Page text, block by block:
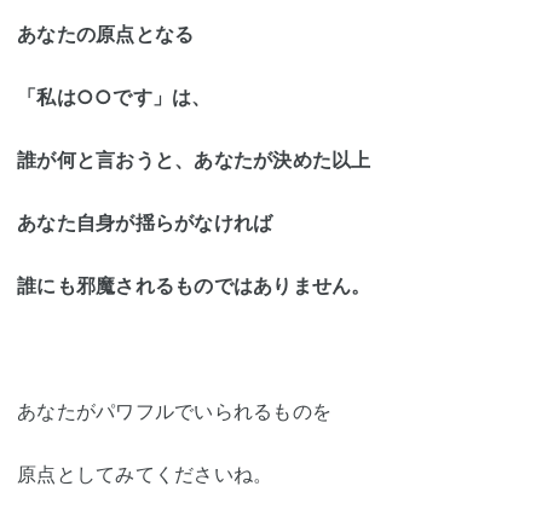
あなたの原点となる
「私は○○です」は、
誰が何と言おうと、あなたが決めた以上
あなた自身が揺らがなければ
誰にも邪魔されるものではありません。
あなたがパワフルでいられるものを
原点としてみてくださいね。